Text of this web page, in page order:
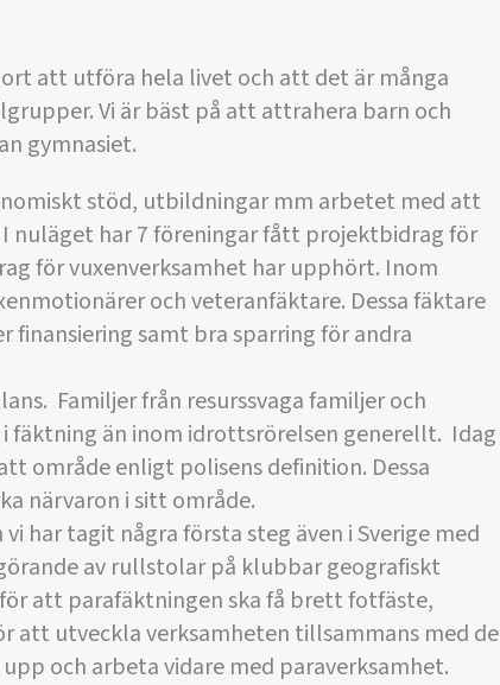
att utföra hela livet och att det är många
Vi är bäst på att attrahera barn och
gymnasiet.
stöd, utbildningar mm arbetet med att
nuläget har 7 föreningar fått projektbidrag för
för vuxenverksamhet har upphört. Inom
och veteranfäktare. Dessa fäktare
finansiering samt bra sparring för andra
Familjer från resurssvaga familjer och
än inom idrottsrörelsen generellt. Idag
område enligt polisens definition. Dessa
närvaron i sitt område.
har tagit några första steg även i Sverige med
av rullstolar på klubbar geografiskt
att parafäktningen ska få brett fotfäste,
att utveckla verksamheten tillsammans med de
och arbeta vidare med paraverksamhet.